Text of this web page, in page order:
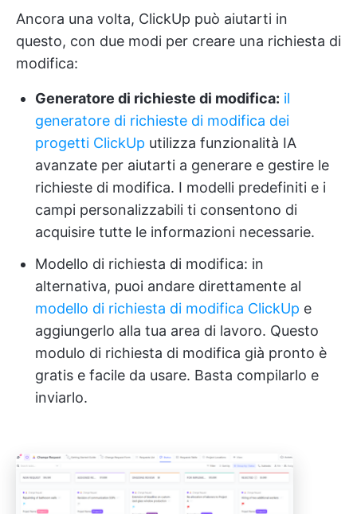
Ancora una volta, ClickUp può aiutarti in
questo, con due modi per creare una richiesta di
modifica:
Generatore di richieste di modifica: il
generatore di richieste di modifica dei
progetti ClickUp utilizza funzionalità IA
avanzate per aiutarti a generare e gestire le
richieste di modifica. I modelli predefiniti e i
campi personalizzabili ti consentono di
acquisire tutte le informazioni necessarie.
Modello di richiesta di modifica: in
alternativa, puoi andare direttamente al
modello di richiesta di modifica ClickUp e
aggiungerlo alla tua area di lavoro. Questo
modulo di richiesta di modifica già pronto è
gratis e facile da usare. Basta compilarlo e
inviarlo.